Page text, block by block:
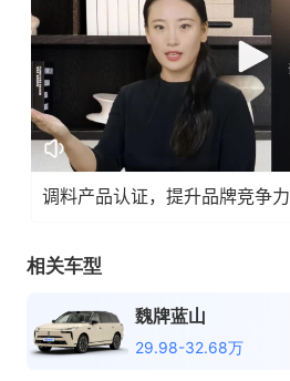
调料产品认证，提升品牌竞争力